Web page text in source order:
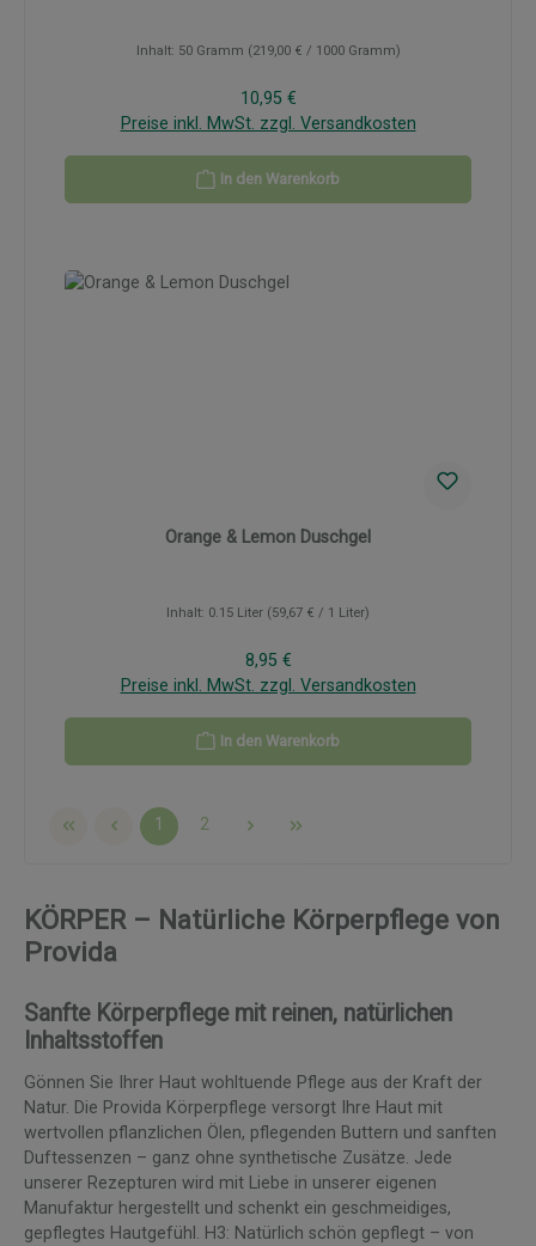
Inhalt: 50 Gramm (219,00 € / 1000 Gramm)
Regulärer Preis:
10,95 €
Preise inkl. MwSt. zzgl. Versandkosten
In den Warenkorb
Orange & Lemon Duschgel
Inhalt: 0.15 Liter (59,67 € / 1 Liter)
Regulärer Preis:
8,95 €
Preise inkl. MwSt. zzgl. Versandkosten
In den Warenkorb
Seite
1 Seite
2
KÖRPER – Natürliche Körperpflege von
Provida
Sanfte Körperpflege mit reinen, natürlichen
Inhaltsstoffen
Gönnen Sie Ihrer Haut wohltuende Pflege aus der Kraft der
Natur. Die Provida Körperpflege versorgt Ihre Haut mit
wertvollen pflanzlichen Ölen, pflegenden Buttern und sanften
Duftessenzen – ganz ohne synthetische Zusätze. Jede
unserer Rezepturen wird mit Liebe in unserer eigenen
Manufaktur hergestellt und schenkt ein geschmeidiges,
gepflegtes Hautgefühl. H3: Natürlich schön gepflegt – von